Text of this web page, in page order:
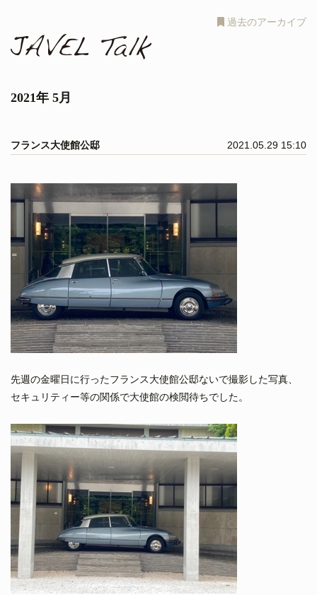
過去のアーカイブ
2021年 5月
フランス大使館公邸 2021.05.29 15:10
先週の金曜日に行ったフランス大使館公邸ないで撮影した写真、
セキュリティー等の関係で大使館の検閲待ちでした。